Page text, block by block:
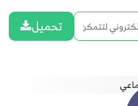
محاسبية
تحميل